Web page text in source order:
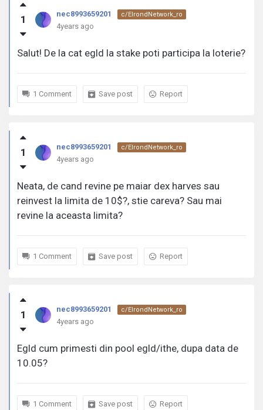
1 nec8993659201 c/ElrondNetwork_ro
4years ago
Salut! De la cat egld la stake poti participa la loterie?
1 Comment Save post Report
1 nec8993659201 c/ElrondNetwork_ro
4years ago
Neata, de cand revine pe maiar dex harves sau
reinvest la limita de 10$?, stie careva? Sau mai
revine la aceasta limita?
1 Comment Save post Report
1 nec8993659201 c/ElrondNetwork_ro
4years ago
Egld cum primesti din pool egld/ithe, dupa data de
10.05?
1 Comment Save post Report